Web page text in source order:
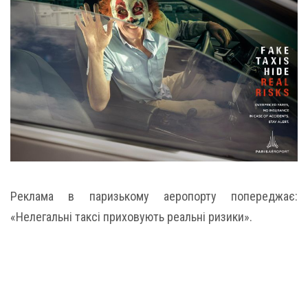
Реклама в паризькому аеропорту попереджає:
«Нелегальні таксі приховують реальні ризики».